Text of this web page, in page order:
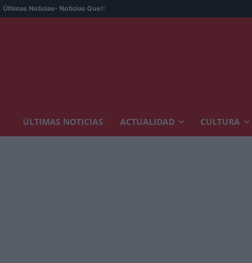
Últimas Noticias- Noticias Que!:
ÚLTIMAS NOTICIAS ACTUALIDAD CULTURA